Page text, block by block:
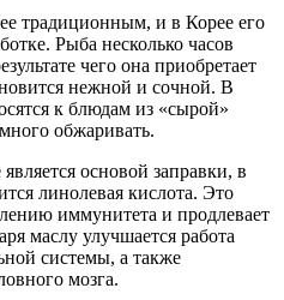
традиционным, и в Корее его
Рыба несколько часов
чего она приобретает
нежной и сочной. В
к блюдам из «сырой»
обжаривать.
основой заправки, в
линолевая кислота. Это
иммунитета и продлевает
маслу улучшается работа
системы, а также
мозга.